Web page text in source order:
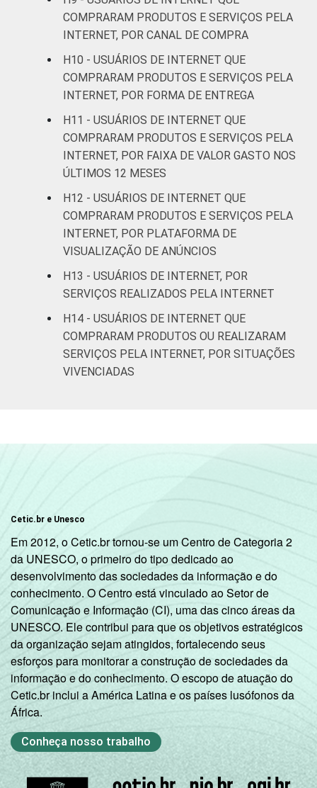
SM
Mais de 5 SM até 10
SM
Mais de 10 SM
Não tem renda
Não sabe 57
Não respondeu
CLASSE
SOCIAL
A
C 72
DE 62
CONDIÇÃO
Na força de trabalho
Estudos para o Desenvolvimento da
informação e comunicação nos domicílios
brasileiros - TIC Domicílios 2022.
COMPRARAM PRODUTOS E SERVIÇOS PELA
INTERNET, POR CANAL DE COMPRA
H10 - USUÁRIOS DE INTERNET QUE
COMPRARAM PRODUTOS E SERVIÇOS PELA
INTERNET, POR FORMA DE ENTREGA
H11 - USUÁRIOS DE INTERNET QUE
COMPRARAM PRODUTOS E SERVIÇOS PELA
INTERNET, POR FAIXA DE VALOR GASTO NOS
ÚLTIMOS 12 MESES
H12 - USUÁRIOS DE INTERNET QUE
COMPRARAM PRODUTOS E SERVIÇOS PELA
INTERNET, POR PLATAFORMA DE
VISUALIZAÇÃO DE ANÚNCIOS
H13 - USUÁRIOS DE INTERNET, POR
SERVIÇOS REALIZADOS PELA INTERNET
H14 - USUÁRIOS DE INTERNET QUE
COMPRARAM PRODUTOS OU REALIZARAM
SERVIÇOS PELA INTERNET, POR SITUAÇÕES
VIVENCIADAS
Cetic.br e Unesco
Em 2012, o Cetic.br tornou-se um Centro de Categoria 2
da UNESCO, o primeiro do tipo dedicado ao
desenvolvimento das sociedades da informação e do
conhecimento. O Centro está vinculado ao Setor de
Comunicação e Informação (CI), uma das cinco áreas da
UNESCO. Ele contribui para que os objetivos estratégicos
da organização sejam atingidos, fortalecendo seus
esforços para monitorar a construção de sociedades da
informação e do conhecimento. O escopo de atuação do
Cetic.br inclui a América Latina e os países lusófonos da
África.
Conheça nosso trabalho